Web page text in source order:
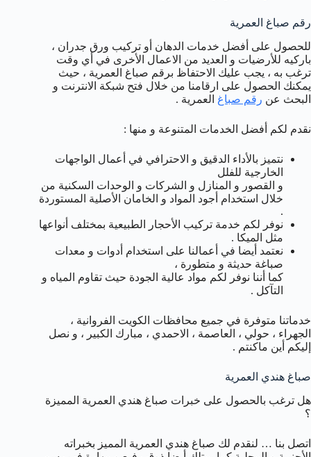
رقم صباغ العمرية
للحصول على أفضل خدمات الدهان أو تركيب ورق جدران ،
باركيه للأرضيات و العديد من الاعمال الأخرى في أي وقت
ترغب به ، يجب عليك الاحتفاظ برقم صباغ العمرية ، حيث
يمكنك الحصول على ارقامنا من خلال فتح شبكة الانترنت و
البحث عن رقم صباغ العمرية .
نقدم لكم أفضل الخدمات المتنوعة و منها :
نتميز بالأداء الدقيق و الاحترافي في أعمال الواجهات
الخارجية للفلل
و القصور و المنازل و الشركات و الوحدات السكنية من
خلال استخدام أجود المواد و الخامان الأصلية المستوردة
.
نوفر لكم خدمة تركيب الأحجار الطبيعية بمختلف أنواعها
مثل الميكا .
نعتمد أيضا في أعمالنا على استخدام أدوات و معدات
صباغة حديثة و متطورة ،
كما أننا نوفر لكم مواد عالية الجودة حيث تقاوم المياه و
التآكل .
خدماتنا متوفرة في جميع محافظات الكويت الفروانية ،
الجهراء ، حولي ، العاصمة ، الاحمدي ، مبارك الكبير ، و نصل
إليكم أين ماكنتم .
صباغ هندي العمرية
هل ترغب بالحصول على خبرات صباغ هندي العمرية المميزة
؟
اتصل بنا … لنقدم لك صباغ هندي العمرية المميز بخبراته